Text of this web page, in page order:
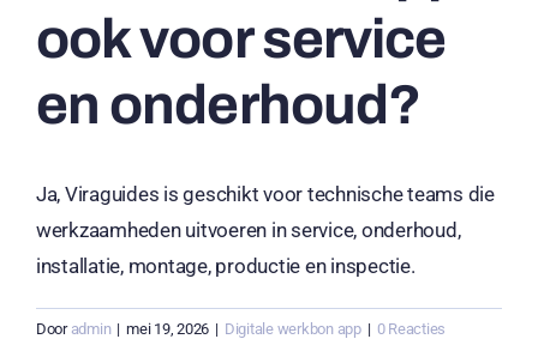
ook voor service
en onderhoud?
Ja, Viraguides is geschikt voor technische teams die
werkzaamheden uitvoeren in service, onderhoud,
installatie, montage, productie en inspectie.
Door admin | mei 19, 2026 | Digitale werkbon app | 0 Reacties